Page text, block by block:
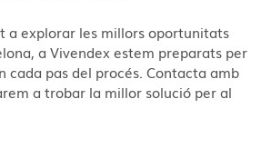
a explorar les millors oportunitats
a Vivendex estem preparats per
cada pas del procés. Contacta amb
a trobar la millor solució per al